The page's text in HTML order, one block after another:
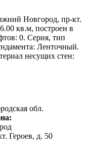
Новгород, пр-кт.
кв.м, построен в
0. Серия, тип
Ленточный.
несущих стен:
обл.
Героев, д. 50